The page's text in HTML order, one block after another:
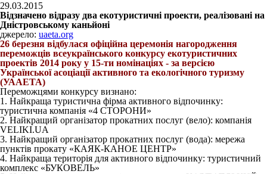
29.03.2015
Відзначено відразу два екотуристичні проекти, реалізовані на
Дністровському каньйоні
джерело: uaeta.org
26 березня відбулася офіційна церемонія нагородження
переможців всеукраїнського конкурсу екотуристичних
проектів 2014 року у 15-ти номінаціях - за версією
Української асоціації активного та екологічного туризму
(УААЕТА)
Переможцями конкурсу визнано:
1. Найкраща туристична фірма активного відпочинку:
туристична компанія «4 СТОРОНИ»
2. Найкращий організатор прокатних послуг (вело): компанія
VELIKI.UA
3. Найкращий організатор прокатних послуг (вода): мережа
пунктів прокату «КАЯК-КАНОЕ ЦЕНТР»
4. Найкраща територія для активного відпочинку: туристичний
комплекс «БУКОВЕЛЬ»